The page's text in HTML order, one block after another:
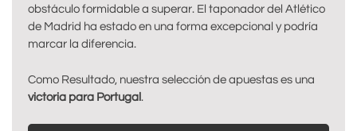
obstáculo formidable a superar. El taponador del Atlético
de Madrid ha estado en una forma excepcional y podría
marcar la diferencia.
Como Resultado, nuestra selección de apuestas es una
victoria para Portugal .